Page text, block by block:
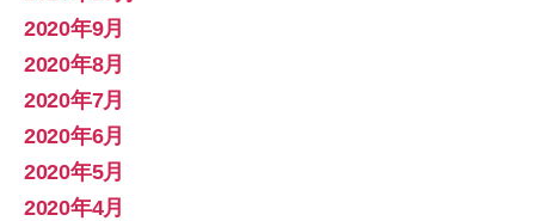
2020年9月
2020年8月
2020年7月
2020年6月
2020年5月
2020年4月